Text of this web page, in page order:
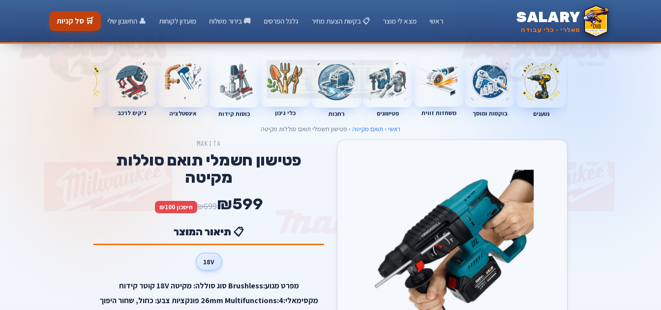
SALARY
סאלרי · כלי עבודה
ראשי מצא לי מוצר 📋 בקשת הצעת מחיר גלגל הפרסים 🚚 בירור משלוח מועדון לקוחות 👤 החשבון שלי 🛒 סל קניות
נטענים בוקסות ומוסך משחזות זווית פטישונים רתכות כלי גינון כוסות קידוח אינסטלציה ג'קים לרכב
ראשי › תואם מקיטה › פטישון חשמלי תואם סוללות מקיטה
MAKITA
פטישון חשמלי תואם סוללות
מקיטה
₪599
₪699 חיסכון ₪100
📋 תיאור המוצר
18V
מפרט מנוע:Brushless סוג סוללה: מקיטה 18V קוטר קידוח
מקסימאלי:26mm Multifunctions:4 פונקציות צבע: כחול, שחור היפוך